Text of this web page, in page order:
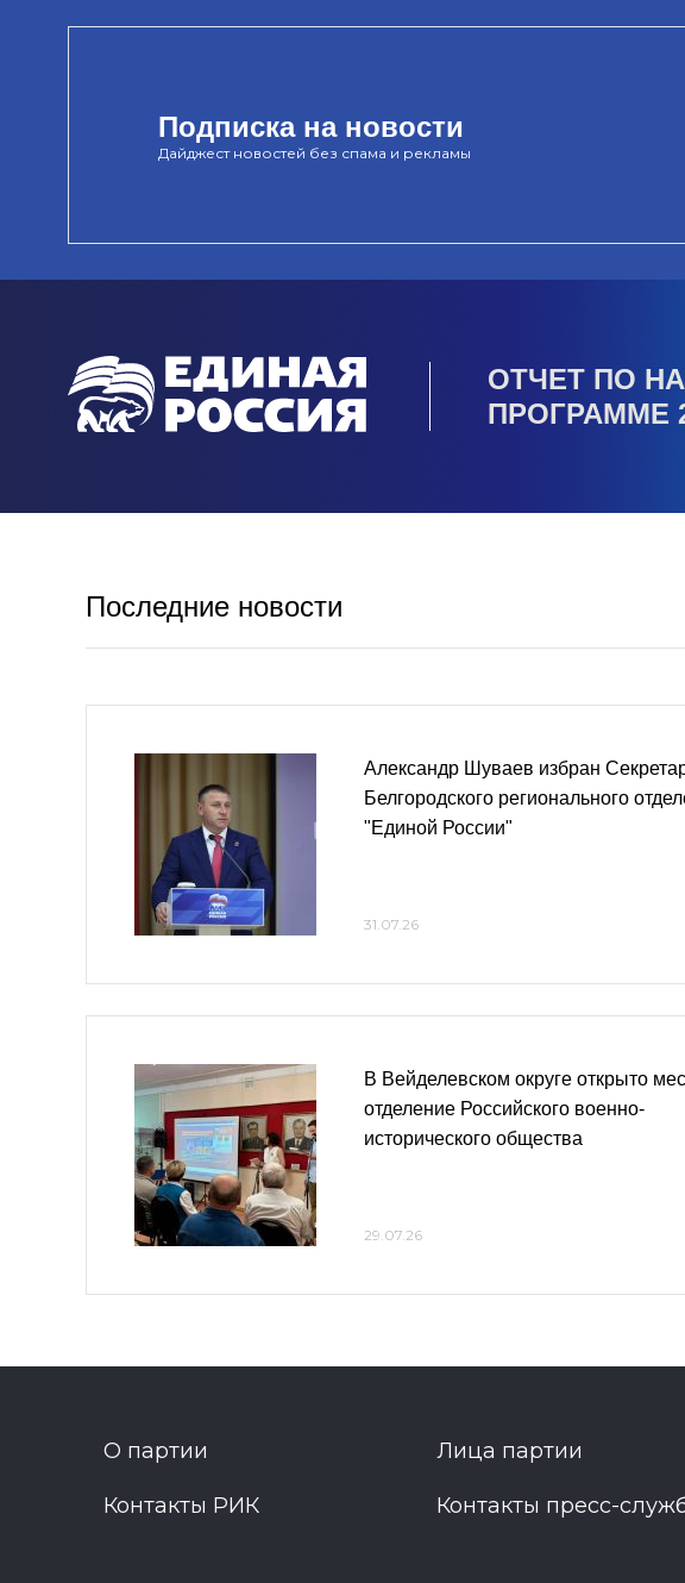
Подписка на новости
Дайджест новостей без спама и рекламы
ОТЧЕТ ПО
ПРОГРАММЕ
Последние новости
Александр Шуваев избран
Белгородского регионального
"Единой России"
31.07.26
В Вейделевском округе открыто
отделение Российского военно-
исторического общества
29.07.26
О партии Лица партии
Контакты РИК Контакты пресс-